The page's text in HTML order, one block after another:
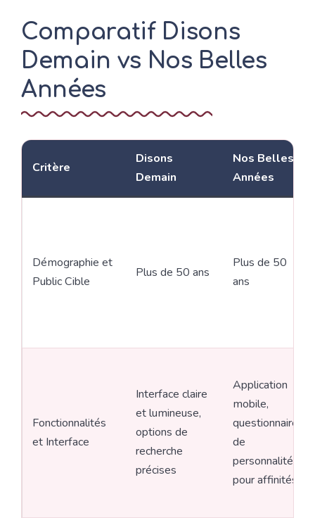
Comparatif Disons
Demain vs Nos Belles
Années
Critère
Disons
Demain
Nos Belles
Années
Démographie et
Public Cible
Plus de 50 ans
Plus de 50
ans
Fonctionnalités
et Interface
Interface claire
et lumineuse,
options de
recherche
précises
Application
mobile,
questionnaire
de
personnalité
pour affinités